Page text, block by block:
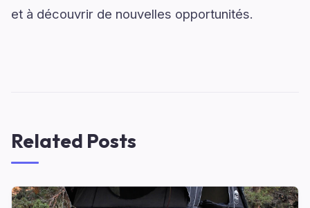
et à découvrir de nouvelles opportunités.
Related Posts